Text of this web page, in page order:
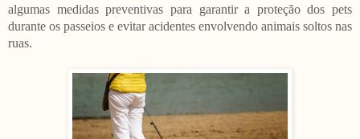
algumas medidas preventivas para garantir a proteção dos pets
durante os passeios e evitar acidentes envolvendo animais soltos nas
ruas.